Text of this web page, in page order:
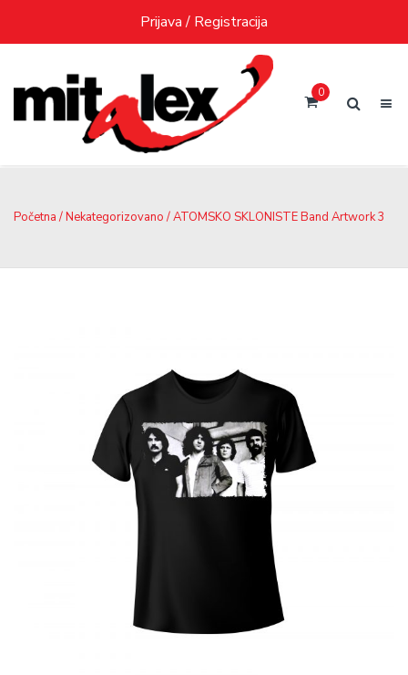
content
Prijava / Registracija
0
Početna /Nekategorizovano / ATOMSKO SKLONISTE Band Artwork 3